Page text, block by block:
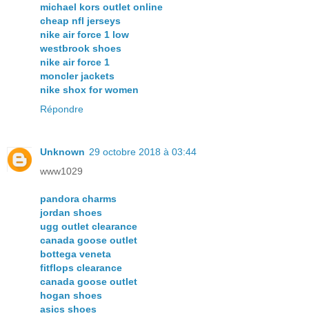
michael kors outlet online
cheap nfl jerseys
nike air force 1 low
westbrook shoes
nike air force 1
moncler jackets
nike shox for women
Répondre
Unknown 29 octobre 2018 à 03:44
www1029
pandora charms
jordan shoes
ugg outlet clearance
canada goose outlet
bottega veneta
fitflops clearance
canada goose outlet
hogan shoes
asics shoes